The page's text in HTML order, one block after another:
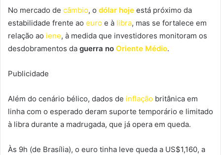
No mercado de câmbio, o dólar hoje está próximo da
estabilidade frente ao euro e à libra, mas se fortalece em
relação ao iene, à medida que investidores monitoram os
desdobramentos da guerra no Oriente Médio.
Publicidade
Além do cenário bélico, dados de inflação britânica em
linha com o esperado deram suporte temporário e limitado
à libra durante a madrugada, que já opera em queda.
Às 9h (de Brasília), o euro tinha leve queda a US$1,160, a